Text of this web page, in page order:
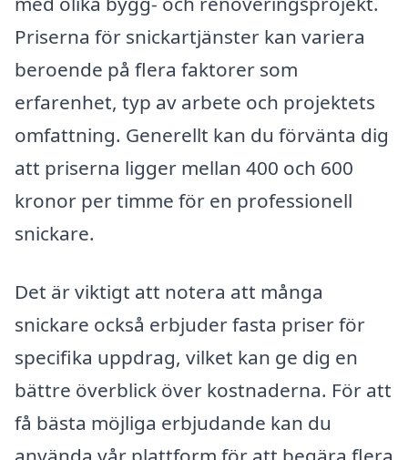
Priserna för snickartjänster kan variera
beroende på flera faktorer som
erfarenhet, typ av arbete och projektets
omfattning. Generellt kan du förvänta dig
att priserna ligger mellan 400 och 600
kronor per timme för en professionell
snickare.
Det är viktigt att notera att många
snickare också erbjuder fasta priser för
specifika uppdrag, vilket kan ge dig en
bättre överblick över kostnaderna. För att
få bästa möjliga erbjudande kan du